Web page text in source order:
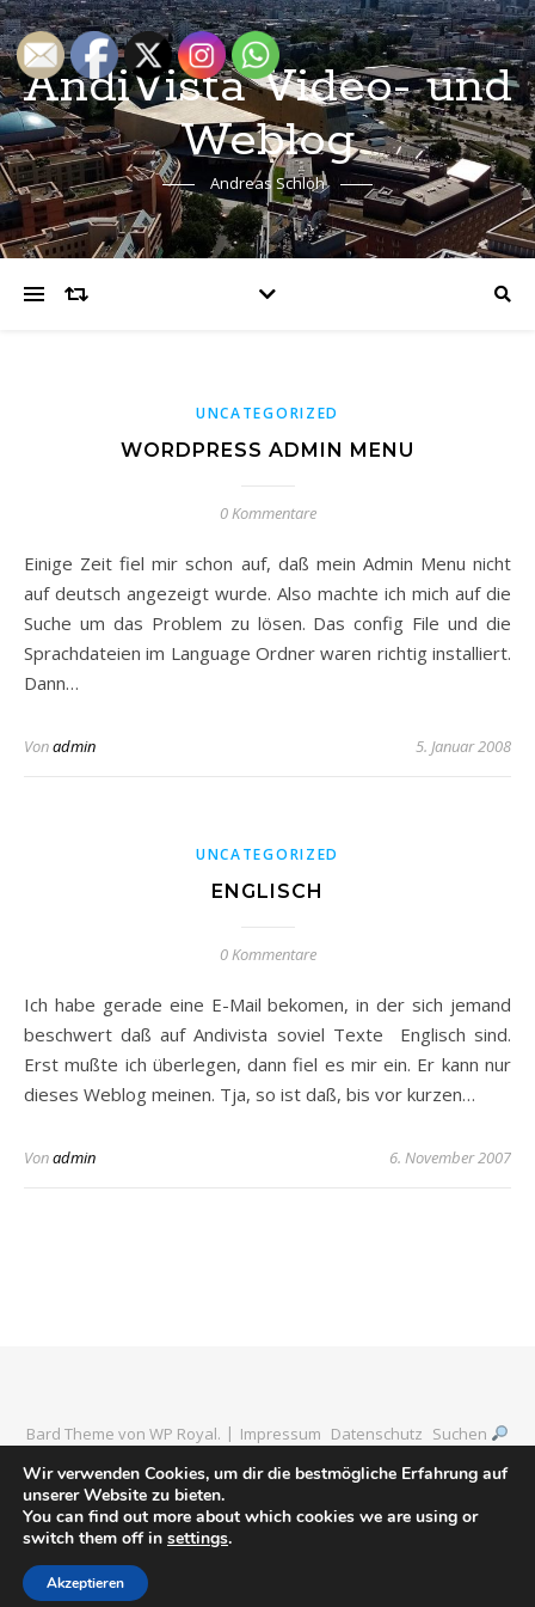
AndiVista Video- und
Weblog
Andreas Schloh
UNCATEGORIZED
WORDPRESS ADMIN MENU
0 Kommentare
Einige Zeit fiel mir schon auf, daß mein Admin Menu nicht
auf deutsch angezeigt wurde. Also machte ich mich auf die
Suche um das Problem zu lösen. Das config File und die
Sprachdateien im Language Ordner waren richtig installiert.
Dann…
Vonadmin 5. Januar 2008
UNCATEGORIZED
ENGLISCH
0 Kommentare
Ich habe gerade eine E-Mail bekomen, in der sich jemand
beschwert daß auf Andivista soviel Texte Englisch sind.
Erst mußte ich überlegen, dann fiel es mir ein. Er kann nur
dieses Weblog meinen. Tja, so ist daß, bis vor kurzen…
Vonadmin 6. November 2007
Bard Theme vonWP Royal. Impressum Datenschutz Suchen
ZURÜCK NACH OBEN
Wir verwenden Cookies, um dir die bestmögliche Erfahrung auf
unserer Website zu bieten.
You can find out more about which cookies we are using or
switch them off in settings.
Akzeptieren